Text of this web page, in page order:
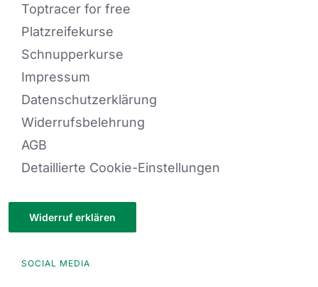
Toptracer for free
Platzreifekurse
Schnupperkurse
Impressum
Datenschutzerklärung
Widerrufsbelehrung
AGB
Detaillierte Cookie-Einstellungen
Widerruf erklären
SOCIAL MEDIA